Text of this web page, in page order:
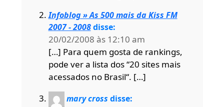
Infoblog » As 500 mais da Kiss FM
2007 - 2008 disse:
20/02/2008 às 12:10 am
[…] Para quem gosta de rankings,
pode ver a lista dos “20 sites mais
acessados no Brasil“. […]
mary cross disse: